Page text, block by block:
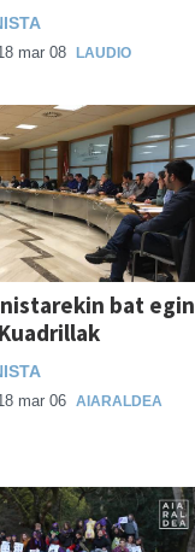
mar 08 LAUDIO
bat egin
mar 06 AIARALDEA